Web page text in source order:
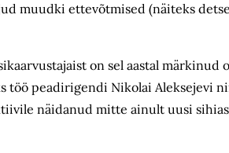
muudki ettevõtmised (näiteks
on sel aastal
peadirigendi Nikolai Aleksejevi
näidanud mitte ainult uusi